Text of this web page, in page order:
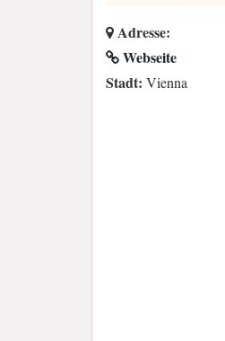
Adresse:
Webseite
Stadt: Vienna